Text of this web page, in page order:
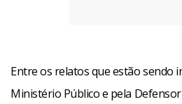
Entre os relatos que estão sendo
Ministério Público e pela